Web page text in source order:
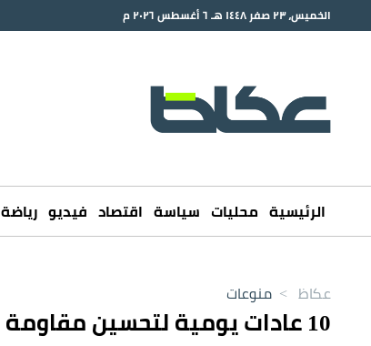
الخميس، ٢٣ صفر ١٤٤٨ هـ ٦ أغسطس ٢٠٢٦ م
الرئيسية محليات سياسة اقتصاد فيديو رياضة
عكاظ > منوعات
10 عادات يومية لتحسين مقاومة الإنسولين والوقاية من السكري